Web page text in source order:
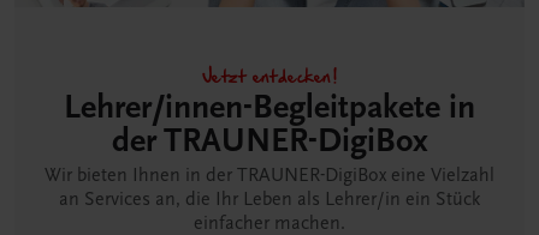
Jetzt entdecken!
Lehrer/innen-Begleitpakete in
der TRAUNER-DigiBox
Wir bieten Ihnen in der TRAUNER-DigiBox eine Vielzahl
an Services an, die Ihr Leben als Lehrer/in ein Stück
einfacher machen.